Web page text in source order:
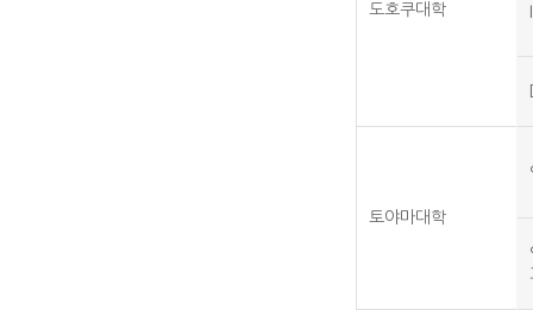
도호쿠대학
토야마대학